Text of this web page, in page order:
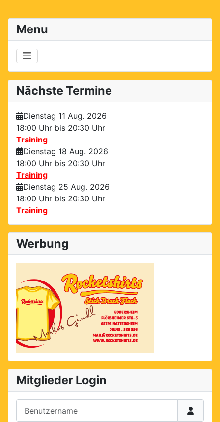
Menu
Nächste Termine
Dienstag 11 Aug. 2026
18:00 Uhr bis 20:30 Uhr
Training
Dienstag 18 Aug. 2026
18:00 Uhr bis 20:30 Uhr
Training
Dienstag 25 Aug. 2026
18:00 Uhr bis 20:30 Uhr
Training
Werbung
Mitglieder Login